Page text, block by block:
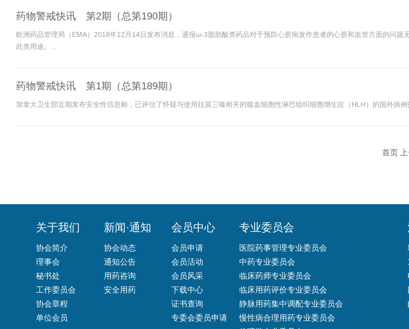
药物警戒快讯 第2期（总第190期）
欧洲药品管理局（EMA）2018年12月14日发布消息，通报ω-3脂肪酸类药品对于预防心脏病发作患者的心脏和血管方面的问
此类用途。...
药物警戒快讯 第1期（总第189期）
加拿大卫生部近期发布安全性信息称，已评估了怀疑与使用拉莫三嗪相关的噬血细胞性淋巴组织细胞增生症（HLH）的国外病例
首页
关于我们
协会简介
理事会
秘书处
工作委员会
协会章程
单位会员
新闻·通知
协会动态
通知公告
用药咨询
安全用药
会员中心
会员申请
会员活动
会员风采
下载中心
证书查询
专委会委员申请
专业委员会
医院药事管理专业委员会
中药专业委员会
临床药师专业委员会
临床用药评价专业委员会
静脉用药集中调配专业委员会
慢性病合理用药专业委员会